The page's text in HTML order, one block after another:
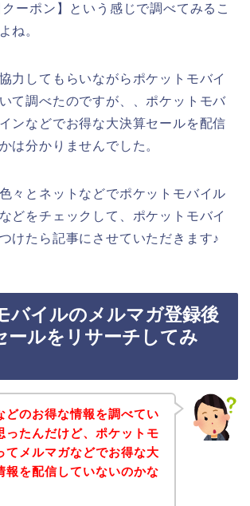
ーポン】という感じで調べてみるこ
ね。
力してもらいながらポケットモバイ
て調べたのですが、、ポケットモバ
ンなどでお得な大決算セールを配信
は分かりませんでした。
々とネットなどでポケットモバイル
どをチェックして、ポケットモバイ
けたら記事にさせていただきます♪
バイルのメルマガ登録後
ールをリサーチしてみ
どのお得な情報を調べてい
ったんだけど、ポケットモ
てメルマガなどでお得な大
報を配信していないのかな